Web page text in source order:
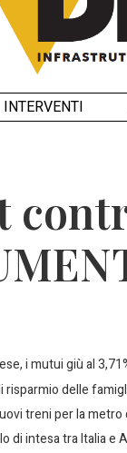
INTERVENTI
i mutui giù al
risparmio delle
treni per la metro
di intesa tra Italia e